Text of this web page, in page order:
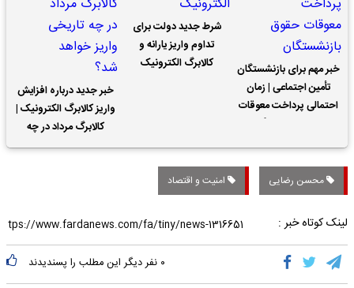
خبر مهم برای بازنشستگان
تأمین اجتماعی | زمان
احتمالی پرداخت معوقات
شرط جدید دولت برای
تداوم واریز یارانه و
کالابرگ الکترونیک
خبر جدید درباره افزایش
واریز کالابرگ الکترونیک |
کالابرگ مرداد در چه
تاریخی واریز خواهد شد؟
محسن رضایی امنیت و اقتصاد
لینک کوتاه خبر :
۰ نفر دیگر این مطلب را پسندیدند